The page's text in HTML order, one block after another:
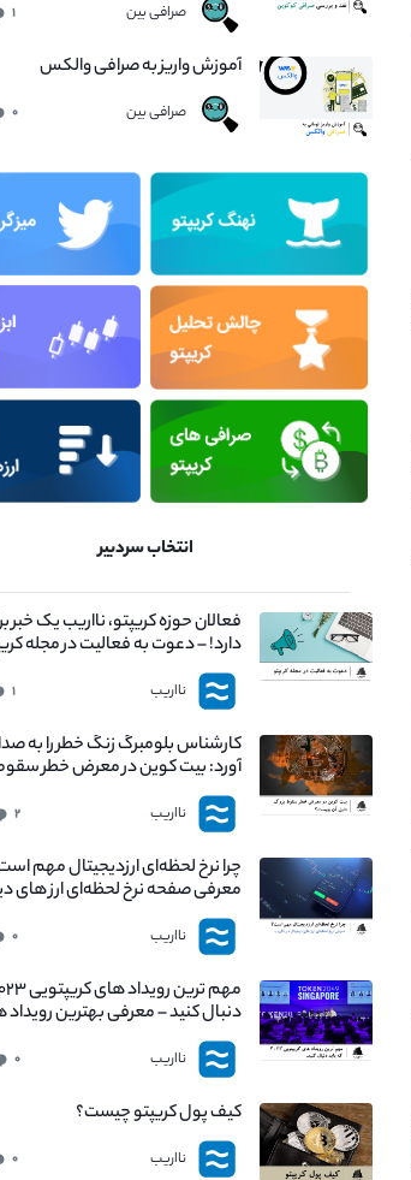
صرافی بین ۱
آموزش واریز به صرافی والکس
صرافی بین ۰
انتخاب سردبیر
فعالان حوزه کریپتو، نااریب یک خبر
دارد! – دعوت به فعالیت در مجله
نااریب ۱
کارشناس بلومبرگ زنگ خطر را به
آورد: بیت کوین در معرض خطر
است - دلیل آن چیست؟
نااریب ۲
چرا نرخ لحظه‌ای ارزدیجیتال مهم
معرفی صفحه نرخ لحظه‌ای ارز های
نااریب
نااریب ۰
دنبال کنید – معرفی بهترین
جهانی
نااریب ۰
کیف پول کریپتو چیست؟
نااریب ۰